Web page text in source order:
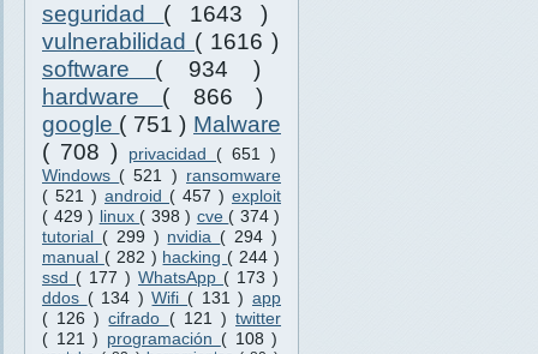
seguridad ( 1643 )
vulnerabilidad ( 1616 )
software ( 934 )
hardware ( 866 )
google ( 751 ) Malware
( 708 )
privacidad ( 651 )
Windows ( 521 ) ransomware
( 521 ) android ( 457 ) exploit
( 429 ) linux ( 398 ) cve ( 374 )
tutorial ( 299 ) nvidia ( 294 )
manual ( 282 ) hacking ( 244 )
ssd ( 177 ) WhatsApp ( 173 )
ddos ( 134 )Wifi ( 131 ) app
( 126 )cifrado ( 121 )twitter
( 121 ) programación ( 108 )